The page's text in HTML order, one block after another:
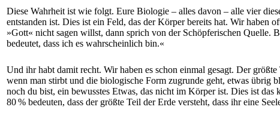
Diese Wahrheit ist wie folgt. Eure Biologie – alles davon – alle vier
entstanden ist. Dies ist ein Feld, das der Körper bereits hat. Wir haben
»Gott« nicht sagen willst, dann sprich von der Schöpferischen Quelle.
bedeutet, dass ich es wahrscheinlich bin.«
Und ihr habt damit recht. Wir haben es schon einmal gesagt. Der
wenn man stirbt und die biologische Form zugrunde geht, etwas übrig
noch du bist, ein bewusstes Etwas, das nicht im Körper ist. Dies ist
80 % bedeuten, dass der größte Teil der Erde versteht, dass ihr eine